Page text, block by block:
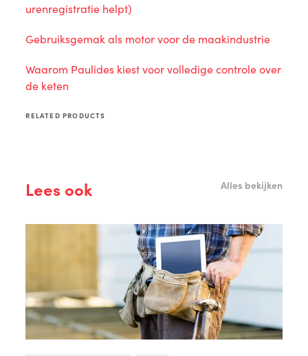
urenregistratie helpt)
Gebruiksgemak als motor voor de maakindustrie
Waarom Paulides kiest voor volledige controle over
de keten
RELATED PRODUCTS
Lees ook Alles bekijken